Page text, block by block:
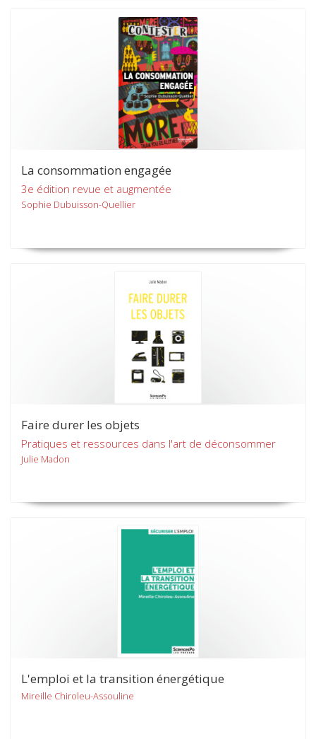
La consommation engagée
3e édition revue et augmentée
Sophie Dubuisson-Quellier
Faire durer les objets
Pratiques et ressources dans l'art de déconsommer
Julie Madon
L'emploi et la transition énergétique
Mireille Chiroleu-Assouline